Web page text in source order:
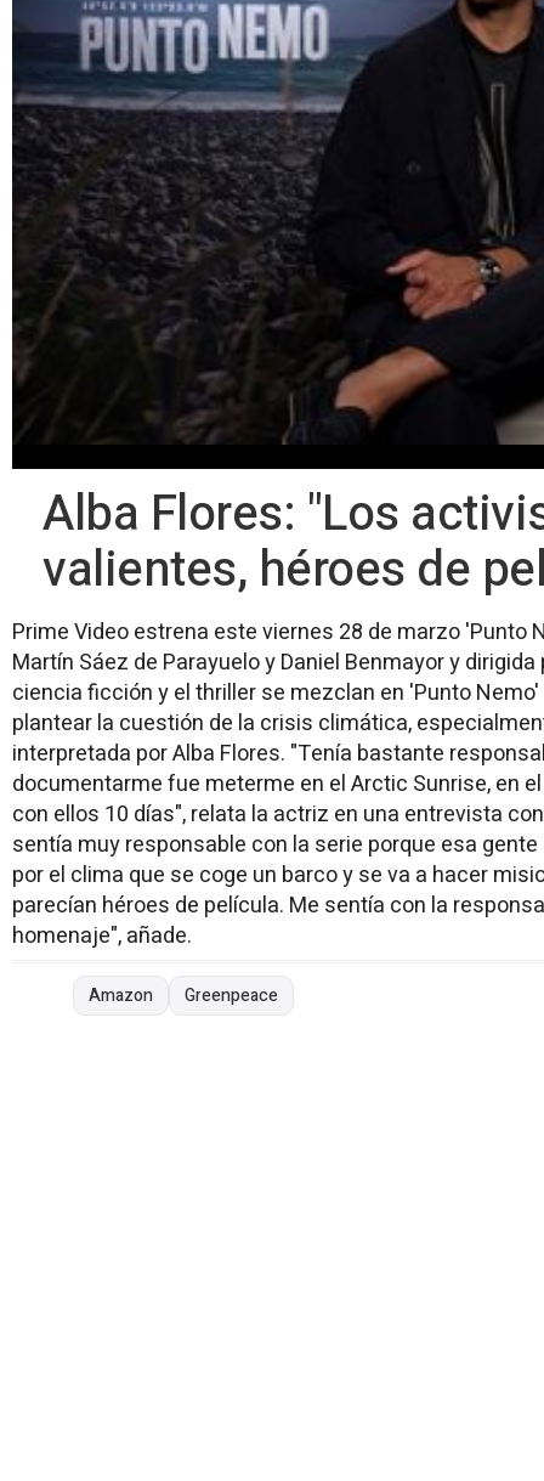
Alba Flores: "Los
valientes, héroes de
Prime Video estrena este viernes 28 de marzo 'Punto
Martín Sáez de Parayuelo y Daniel Benmayor y dirigida
ciencia ficción y el thriller se mezclan en 'Punto
plantear la cuestión de la crisis climática,
interpretada por Alba Flores. "Tenía bastante
documentarme fue meterme en el Arctic Sunrise, en
con ellos 10 días", relata la actriz en una entrevista
sentía muy responsable con la serie porque esa
por el clima que se coge un barco y se va a hacer
parecían héroes de película. Me sentía con la
homenaje", añade.
Amazon Greenpeace